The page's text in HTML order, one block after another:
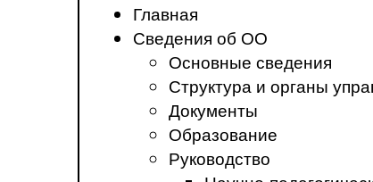
Главная
Сведения об ОО
Основные сведения
Структура и органы
Документы
Образование
Руководство